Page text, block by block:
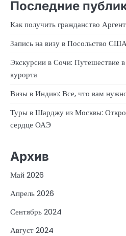
Последние
Как получить гражданство
Запись на визу в Посольство
Экскурсии в Сочи: Путешествие
курорта
Визы в Индию: Все, что вам
Туры в Шарджу из Москвы:
сердце ОАЭ
Архив
Май 2026
Апрель 2026
Сентябрь 2024
Август 2024